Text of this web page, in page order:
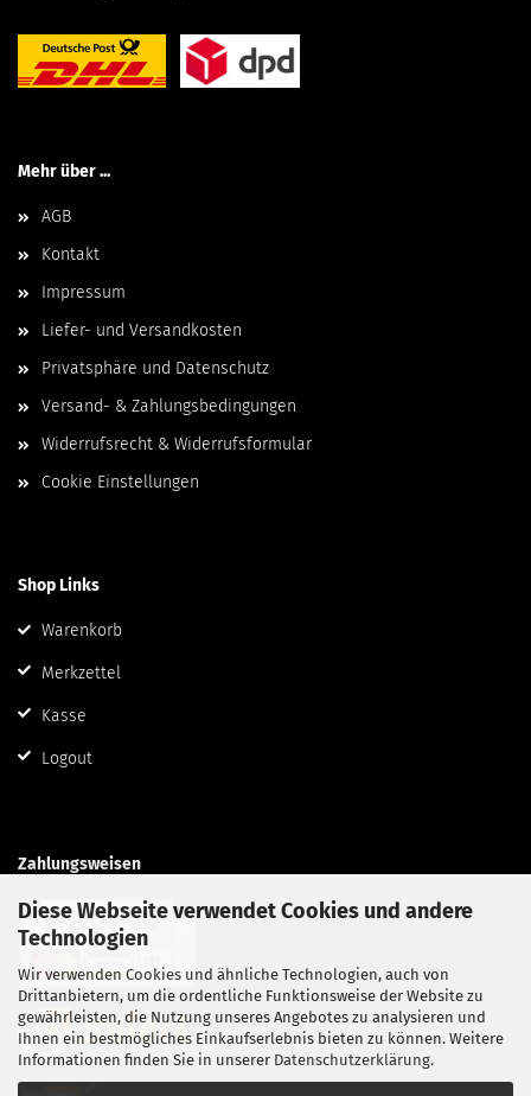
Diese Webseite verwendet Cookies und andere
Technologien
Wir verwenden Cookies und ähnliche Technologien, auch von
Drittanbietern, um die ordentliche Funktionsweise der Website zu
gewährleisten, die Nutzung unseres Angebotes zu analysieren und
Ihnen ein bestmögliches Einkaufserlebnis bieten zu können. Weitere
Informationen finden Sie in unserer Datenschutzerklärung.
Mehr über ...
AGB
Kontakt
Impressum
Liefer- und Versandkosten
Privatsphäre und Datenschutz
Versand- & Zahlungsbedingungen
Widerrufsrecht & Widerrufsformular
Cookie Einstellungen
Shop Links
Warenkorb
Merkzettel
Kasse
Logout
Zahlungsweisen